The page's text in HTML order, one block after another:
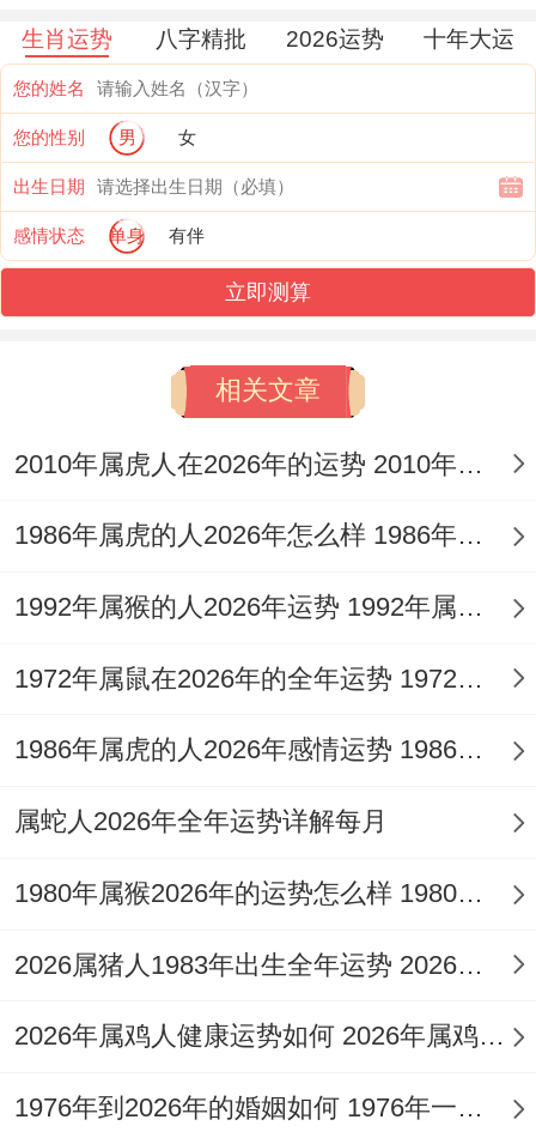
健康同出行;健康隐患集中在心理压力；需通
过短途旅行或兴趣活动（如园艺、散步）放
松身心！也注意饮食规律 -避免暴饮暴食引
发肠胃问题.
属虎人:专注事业突破的平衡感情投入 -避免
因忽视伴侣引发矛盾；控制应酬开支，注重
属猪人:以家庭合谐为重、远离情感勾引；职
生肖运势 八字精批 2026运势 十年大运
您的姓名
您的性别 男 女
出生日期
感情状态 单身 有伴
立即测算
相关文章
2010年属虎人在2026年的运势 2010年属虎人2026
1986年属虎的人2026年怎么样 1986年属虎的5位吉利数字
1992年属猴的人2026年运势 1992年属猴人2026年运势及运程
1972年属鼠在2026年的全年运势 1972年属鼠在52岁后的运气
1986年属虎的人2026年感情运势 1986年属虎的人这一生婚姻怎么样
属蛇人2026年全年运势详解每月
1980年属猴2026年的运势怎么样 1980年属猴人2月份运程
2026属猪人1983年出生全年运势 2026属猪人的全年运势
2026年属鸡人健康运势如何 2026年属鸡人的全年运势如何
1976年到2026年的婚姻如何 1976年一生婚姻状况